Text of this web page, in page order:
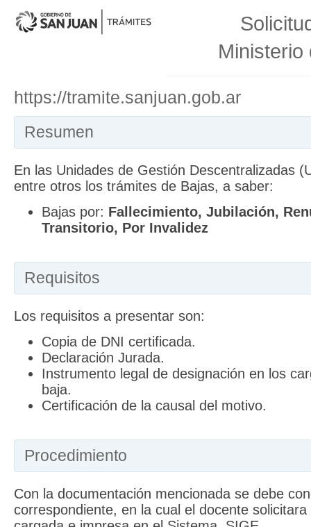
Ministerio
https://tramite.sanjuan.gob.ar
Resumen
En las Unidades de Gestión Descentralizadas
entre otros los trámites de Bajas, a saber:
Bajas por: Fallecimiento, Jubilación,
Transitorio, Por Invalidez
Requisitos
Los requisitos a presentar son:
Copia de DNI certificada.
Declaración Jurada.
Instrumento legal de designación en los
baja.
Certificación de la causal del motivo.
Procedimiento
Con la documentación mencionada se debe
correspondiente, en la cual el docente